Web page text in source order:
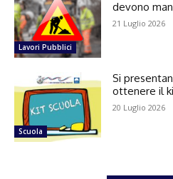
Lavori Pubblici
devono
21 Luglio 2026
Scuola
Si
ottenere il
20 Luglio 2026